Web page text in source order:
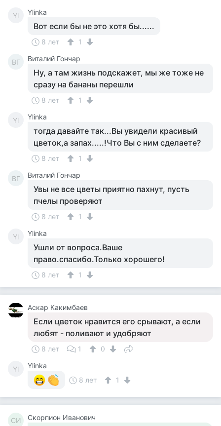
Yl Ylinka
Вот если бы не это хотя бы......
8 лет 1
ВГ Виталий Гончар
Ну, а там жизнь подскажет, мы же тоже не
сразу на бананы перешли
8 лет 1
Yl Ylinka
тогда давайте так...Вы увидели красивый
цветок,а запах.....!Что Вы с ним сделаете?
8 лет 1
ВГ Виталий Гончар
Увы не все цветы приятно пахнут, пусть
пчелы проверяют
8 лет 1
Yl Ylinka
Ушли от вопроса.Ваше
право.спасибо.Только хорошего!
8 лет 1
Аскар Какимбаев
Если цветок нравится его срывают, а если
любят - поливают и удобряют
8 лет 1 0
Yl
Ylinka
8 лет
1
СИ Скорпион Иванович